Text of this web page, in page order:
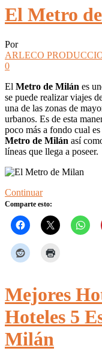
El Metro
Por
ARLECO
0
El Metro de Milán es
se puede realizar viajes
una de las zonas de
urbanos. Es de esta
poco más a fondo cual
Metro de Milán así
líneas que llega a poseer.
Continuar
Comparte esto:
Mejores
Hoteles 5
Milán